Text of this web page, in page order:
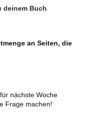
deinem Buch
an Seiten, die
nächste Woche
Frage machen!